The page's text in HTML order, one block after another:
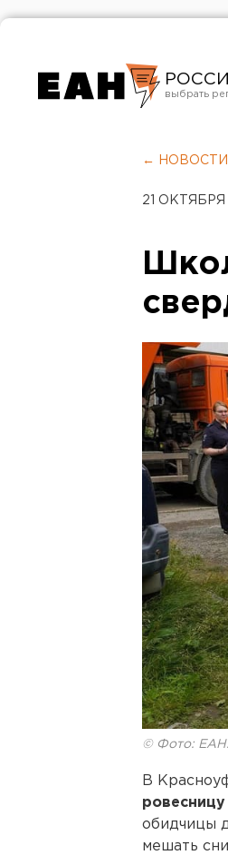
← НОВОСТИ
21 ОКТЯБРЯ
© Фото: ЕАН.
В
обидчицы
мешать